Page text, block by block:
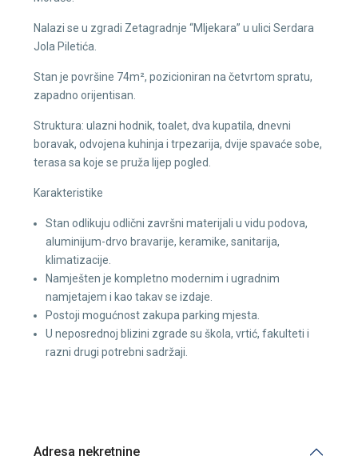
Nalazi se u zgradi Zetagradnje “Mljekara” u ulici Serdara
Jola Piletića.
Stan je površine 74m², pozicioniran na četvrtom spratu,
zapadno orijentisan.
Struktura: ulazni hodnik, toalet, dva kupatila, dnevni
boravak, odvojena kuhinja i trpezarija, dvije spavaće sobe,
terasa sa koje se pruža lijep pogled.
Karakteristike
Stan odlikuju odlični završni materijali u vidu podova,
aluminijum-drvo bravarije, keramike, sanitarija,
klimatizacije.
Namješten je kompletno modernim i ugradnim
namjetajem i kao takav se izdaje.
Postoji mogućnost zakupa parking mjesta.
U neposrednoj blizini zgrade su škola, vrtić, fakulteti i
razni drugi potrebni sadržaji.
Adresa nekretnine